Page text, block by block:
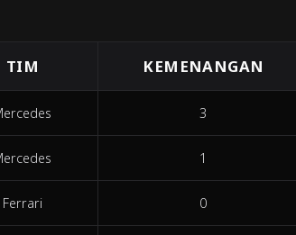
TIM KEMENANGAN
3
1
Ferrari 0